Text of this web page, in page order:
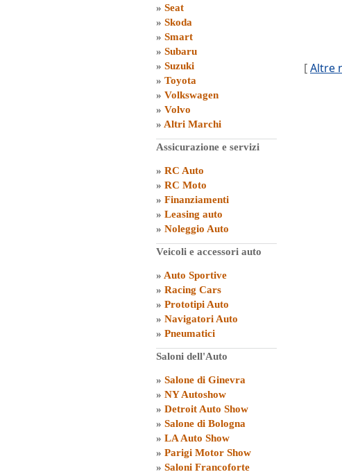
» Seat
» Skoda
» Smart
» Subaru
» Suzuki
» Toyota
» Volkswagen
» Volvo
» Altri Marchi
Assicurazione e servizi
» RC Auto
» RC Moto
» Finanziamenti
» Leasing auto
» Noleggio Auto
Veicoli e accessori auto
» Auto Sportive
» Racing Cars
» Prototipi Auto
» Navigatori Auto
» Pneumatici
Saloni dell'Auto
» Salone di Ginevra
» NY Autoshow
» Detroit Auto Show
» Salone di Bologna
» LA Auto Show
» Parigi Motor Show
» Saloni Francoforte
[Altre